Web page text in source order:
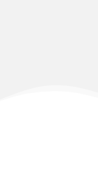
Hem gaudit